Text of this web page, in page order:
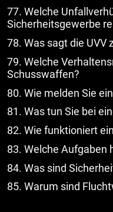
77. Welche
Sicherheitsgewerbe
78. Was sagt die UVV
79. Welche
Schusswaffen?
80. Wie melden Sie
81. Was tun Sie bei
82. Wie funktioniert
83. Welche Aufgaben
84. Was sind
85. Warum sind